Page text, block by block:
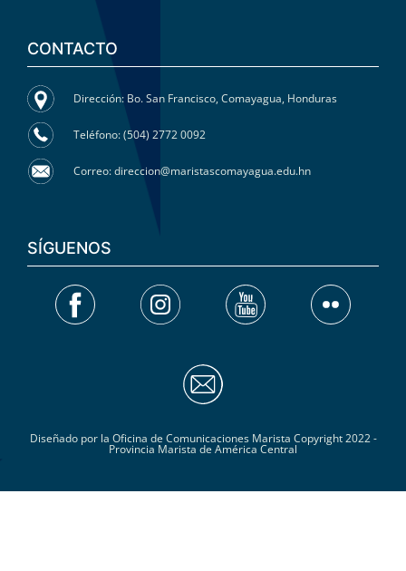
CONTACTO
Dirección: Bo. San Francisco, Comayagua, Honduras
Teléfono: (504) 2772 0092
Correo: direccion@maristascomayagua.edu.hn
SÍGUENOS
Diseñado por la Oficina de Comunicaciones Marista Copyright 2022 -
Provincia Marista de América Central